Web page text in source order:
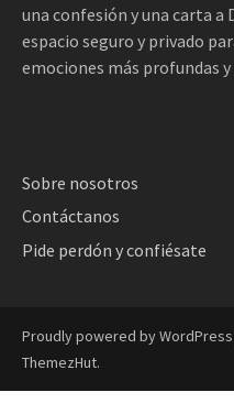
una confesión y una carta a
espacio seguro y privado
emociones más profundas
Sobre nosotros
Contáctanos
Pide perdón y confiésate
Proudly powered by WordPress
ThemezHut.